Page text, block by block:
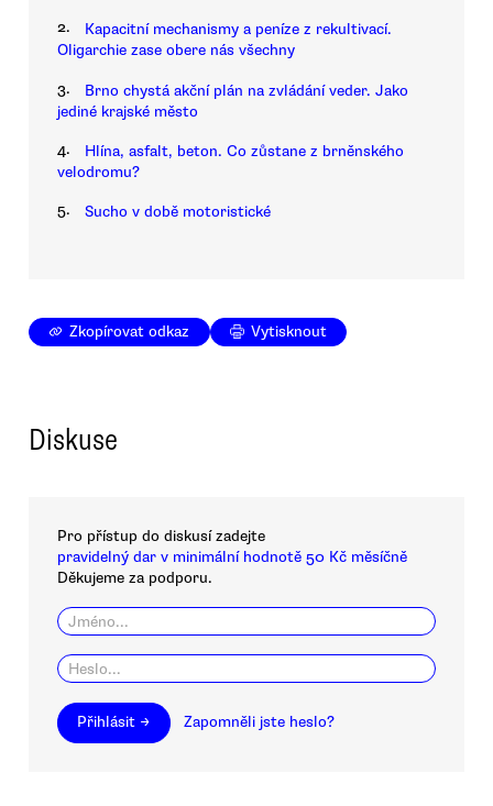
2.
Kapacitní mechanismy a peníze z rekultivací.
Oligarchie zase obere nás všechny
3.
Brno chystá akční plán na zvládání veder. Jako
jediné krajské město
4.
Hlína, asfalt, beton. Co zůstane z brněnského
velodromu?
5. Sucho v době motoristické
Zkopírovat odkaz Vytisknout
Diskuse
Pro přístup do diskusí zadejte
pravidelný dar v minimální hodnotě 50 Kč měsíčně
Děkujeme za podporu.
Přihlásit → Zapomněli jste heslo?